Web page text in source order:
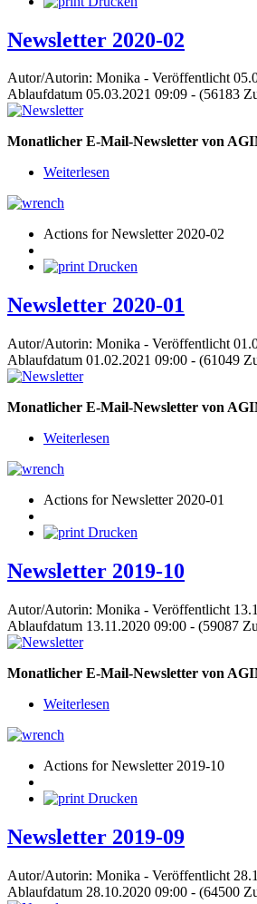
Newsletter 2020-02
Autor/Autorin: Monika - Veröffentlicht
Ablaufdatum 05.03.2021 09:09 - (56183
Monatlicher E-Mail-Newsletter von
Weiterlesen
Actions for Newsletter 2020-02
Drucken
Newsletter 2020-01
Autor/Autorin: Monika - Veröffentlicht
Ablaufdatum 01.02.2021 09:00 - (61049
Monatlicher E-Mail-Newsletter von
Weiterlesen
Actions for Newsletter 2020-01
Drucken
Newsletter 2019-10
Autor/Autorin: Monika - Veröffentlicht
Ablaufdatum 13.11.2020 09:00 - (59087
Monatlicher E-Mail-Newsletter von
Weiterlesen
Actions for Newsletter 2019-10
Drucken
Newsletter 2019-09
Autor/Autorin: Monika - Veröffentlicht
Ablaufdatum 28.10.2020 09:00 - (64500